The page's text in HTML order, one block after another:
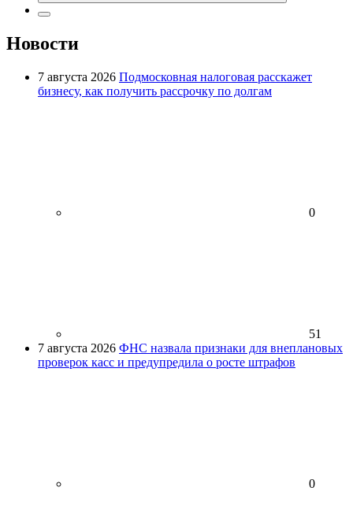
Новости
7 августа 2026 Подмосковная налоговая расскажет
бизнесу, как получить рассрочку по долгам
0
51
7 августа 2026 ФНС назвала признаки для внеплановых
проверок касс и предупредила о росте штрафов
0